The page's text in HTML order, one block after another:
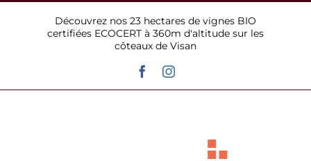
Découvrez nos 23 hectares de vignes BIO
certifiées ECOCERT à 360m d'altitude sur les
côteaux de Visan
FacebookInstagram